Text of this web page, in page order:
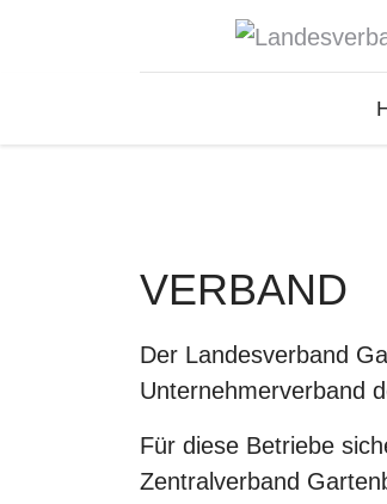
VERBAND
Der Landesverband
Unternehmerverband
Für diese Betriebe
Zentralverband